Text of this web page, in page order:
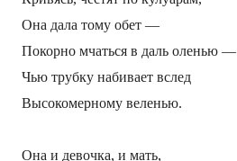
Она дала тому обет —
Покорно мчаться в даль оленью —
Чью трубку набивает вслед
Высокомерному веленью.
Она и девочка, и мать,